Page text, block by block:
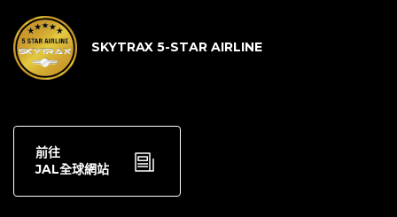
SKYTRAX 5-STAR AIRLINE
前往
JAL全球網站